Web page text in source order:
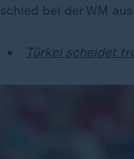
schied bei der WM
Türkei scheidet